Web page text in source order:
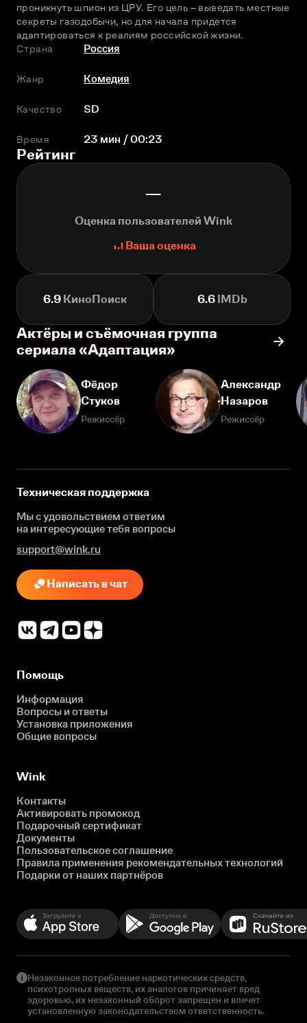
проникнуть шпион из ЦРУ. Его цель – выведать местные
секреты газодобычи, но для начала придется
адаптироваться к реалиям российской жизни.
Страна
Россия
Жанр Комедия
Качество SD
Время 23 мин / 00:23
Рейтинг
—
Оценка пользователей Wink
Ваша оценка
6.9 КиноПоиск 6.6IMDb
Актёры и съёмочная группа
сериала «Адаптация»
Фёдор
Стуков
Режиссёр
Александр
Назаров
Режиссёр
Техническая поддержка
Мы с удовольствием ответим
на интересующиетебя вопросы
support@wink.ru
Написать в чат
Помощь
Информация
Вопросы и ответы
Установка приложения
Общие вопросы
Wink
Контакты
Активировать промокод
Подарочный сертификат
Документы
Пользовательское соглашение
Правила применения рекомендательных технологий
Подарки от наших партнёров
Незаконное потребление наркотических средств,
психотропных веществ, их аналогов причиняет вред
здоровью, их незаконный оборот запрещен и влечет
установленную законодательством ответственность.